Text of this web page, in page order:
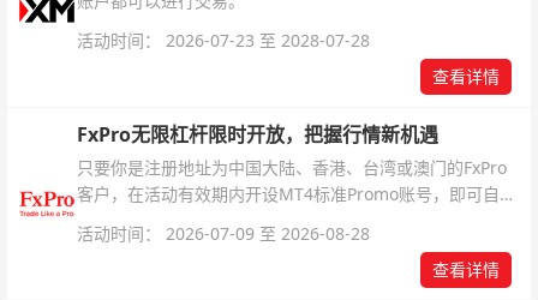
活动时间： 2026-07-23 至 2028-07-28
查看详情
FxPro无限杠杆限时开放，把握行情新机遇
只要你是注册地址为中国大陆、香港、台湾或澳门的FxPro
客户，在活动有效期内开设MT4标准Promo账号，即可自动
活动时间： 2026-07-09 至 2026-08-28
查看详情